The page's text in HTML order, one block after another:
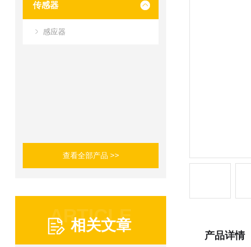
传感器
感应器
查看全部产品 >>
ARTICLE
相关文章
产品详情